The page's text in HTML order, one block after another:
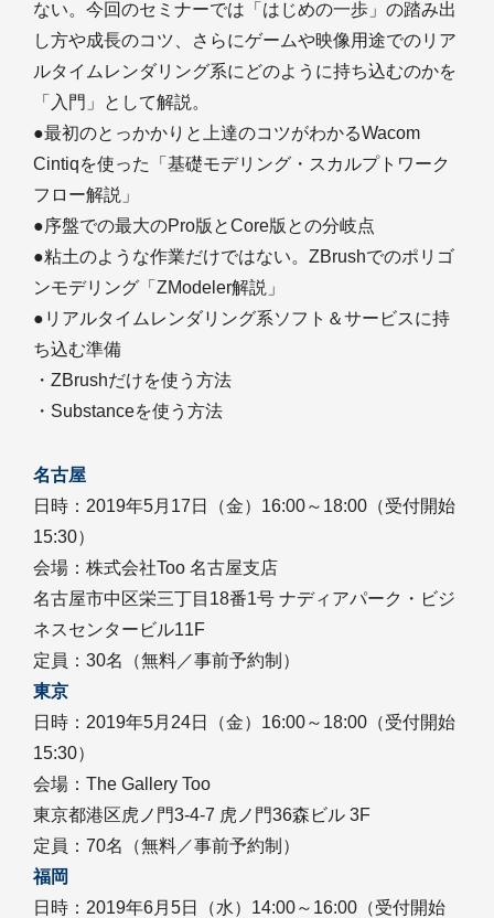
ない。今回のセミナーでは「はじめの一歩」の踏み出
し方や成長のコツ、さらにゲームや映像用途でのリア
ルタイムレンダリング系にどのように持ち込むのかを
「入門」として解説。
●最初のとっかかりと上達のコツがわかるWacom
Cintiqを使った「基礎モデリング・スカルプトワーク
フロー解説」
●序盤での最大のPro版とCore版との分岐点
●粘土のような作業だけではない。ZBrushでのポリゴ
ンモデリング「ZModeler解説」
●リアルタイムレンダリング系ソフト＆サービスに持
ち込む準備
・ZBrushだけを使う方法
・Substanceを使う方法
名古屋
日時：2019年5月17日（金）16:00～18:00（受付開始
15:30）
会場：株式会社Too 名古屋支店
名古屋市中区栄三丁目18番1号 ナディアパーク・ビジ
ネスセンタービル11F
定員：30名（無料／事前予約制）
東京
日時：2019年5月24日（金）16:00～18:00（受付開始
15:30）
会場：The Gallery Too
東京都港区虎ノ門3-4-7 虎ノ門36森ビル 3F
定員：70名（無料／事前予約制）
福岡
日時：2019年6月5日（水）14:00～16:00（受付開始